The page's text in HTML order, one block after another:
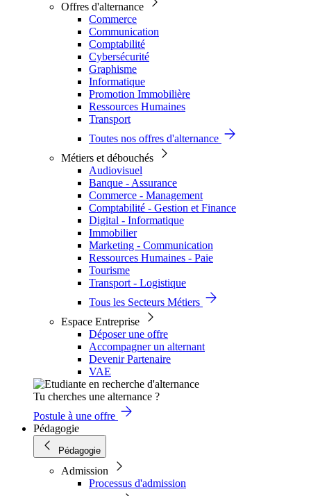
Offres d'alternance
Commerce
Communication
Comptabilité
Cybersécurité
Graphisme
Informatique
Promotion Immobilière
Ressources Humaines
Transport
Toutes nos offres d'alternance
Métiers et débouchés
Audiovisuel
Banque - Assurance
Commerce - Management
Comptabilité - Gestion et Finance
Digital - Informatique
Immobilier
Marketing - Communication
Ressources Humaines - Paie
Tourisme
Transport - Logistique
Tous les Secteurs Métiers
Espace Entreprise
Déposer une offre
Accompagner un alternant
Devenir Partenaire
VAE
Tu cherches une alternance ?
Postule à une offre
Pédagogie
Pédagogie
Admission
Processus d'admission